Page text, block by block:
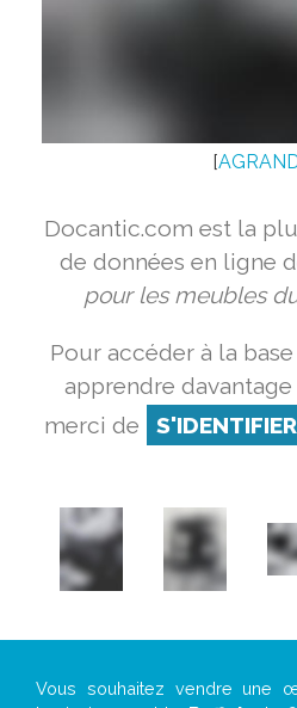
[
Docantic.com est la
de données en ligne
pour les meubles
Pour accéder à la
apprendre davantage
merci de
S'IDENTIFIER
Vous souhaitez vendre une